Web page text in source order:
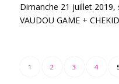
Dimanche 21 juillet 2019,
VAUDOU GAME +
1 2 3 4